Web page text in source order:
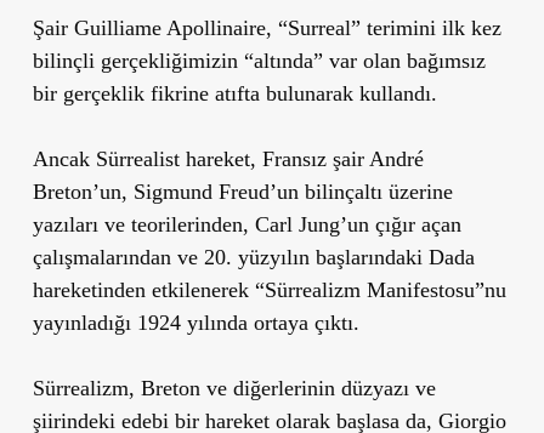
Şair Guilliame Apollinaire, “Surreal” terimini ilk kez
bilinçli gerçekliğimizin “altında” var olan bağımsız
bir gerçeklik fikrine atıfta bulunarak kullandı.
Ancak Sürrealist hareket, Fransız şair André
Breton’un, Sigmund Freud’un bilinçaltı üzerine
yazıları ve teorilerinden, Carl Jung’un çığır açan
çalışmalarından ve 20. yüzyılın başlarındaki Dada
hareketinden etkilenerek “Sürrealizm Manifestosu”nu
yayınladığı 1924 yılında ortaya çıktı.
Sürrealizm, Breton ve diğerlerinin düzyazı ve
şiirindeki edebi bir hareket olarak başlasa da, Giorgio